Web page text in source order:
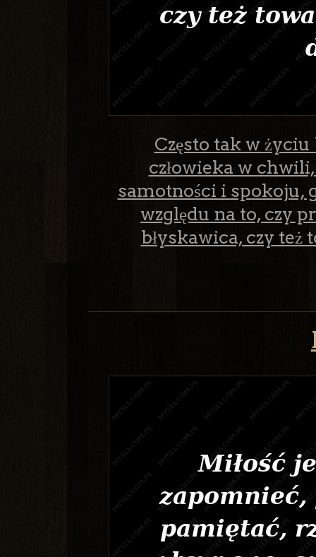
Często tak w
człowieka w
samotności i spokoju,
względu na to, czy
błyskawica, czy też